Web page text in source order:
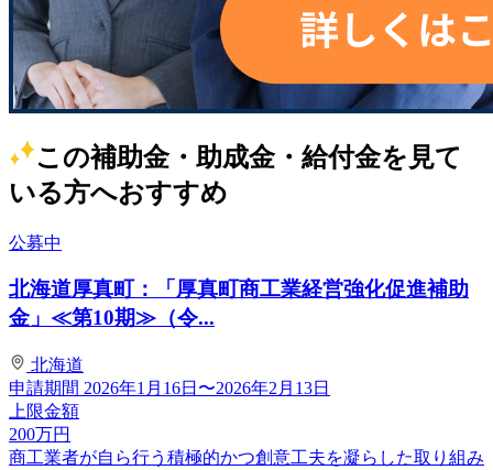
この補助金・助成金・給付金を見て
いる方へおすすめ
公募中
北海道厚真町：「厚真町商工業経営強化促進補助
金」≪第10期≫（令...
北海道
申請期間 2026年1月16日〜2026年2月13日
上限金額
200万円
商工業者が自ら行う積極的かつ創意工夫を凝らした取り組み